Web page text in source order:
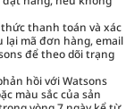
thanh toán và xác
mã đơn hàng, email
để theo dõi trạng
hồi với Watsons
màu sắc của sản